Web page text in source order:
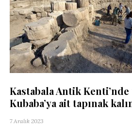
Kastabala Antik Kenti’nde
Kubaba’ya ait tapınak
7 Aralık 2023